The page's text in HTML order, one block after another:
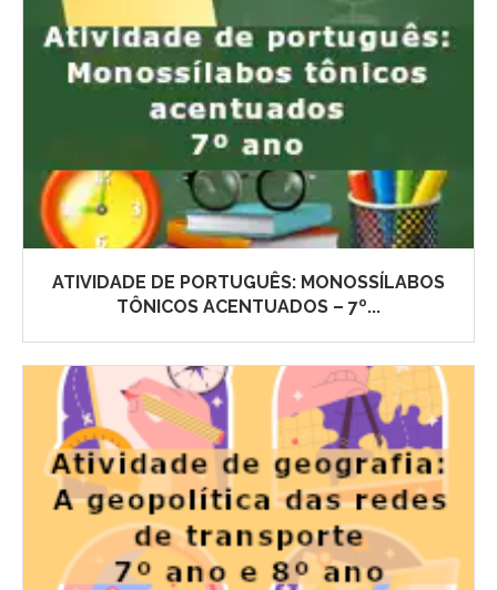
ATIVIDADE DE PORTUGUÊS: MONOSSÍLABOS
TÔNICOS ACENTUADOS – 7º...